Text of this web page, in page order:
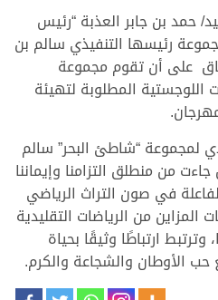
حمد بن جابر العذبة “رئيس
رئيسها التنفيذي سالم بن
على أن تقوم مجموعة
اللوجستية المطلوبة لتهيئة
لمجموعة “شاطئ البحر” سالم
من منطلق التزامنا وإيماننا
في صون التراث الرياضي
من الرياضات التقليدية
ارتباطًا وثيقًا بحياة
حب الأوطان والشجاعة والكرم.